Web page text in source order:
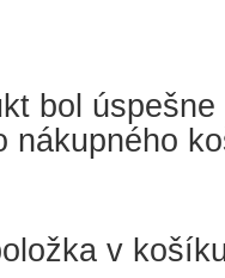
bol úspešne
nákupného
v